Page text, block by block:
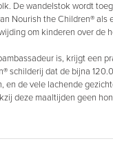
De wandelstok wordt
Nourish the Children® als
om kinderen over de
is, krijgt een
schilderij dat de bijna
en de vele lachende
deze maaltijden geen